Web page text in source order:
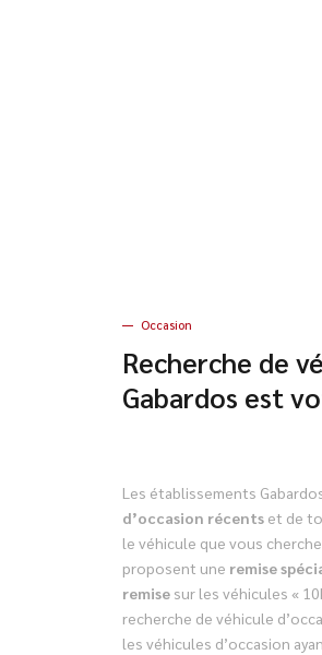
Occasion
Recherche de
Gabardos est
Les établissements
d’occasion récents et de
le véhicule que vous
proposent une remise
remise sur les véhicules «
recherche de véhicule
les véhicules d’occasion